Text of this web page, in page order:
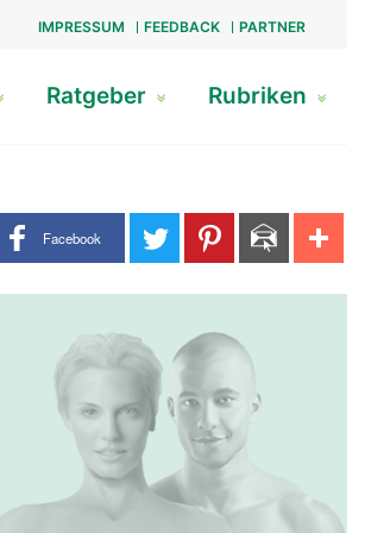
IMPRESSUM FEEDBACK PARTNER
Ratgeber Rubriken
Share buttons
Facebook